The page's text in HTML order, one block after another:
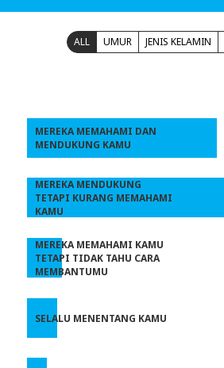
ALL UMUR JENIS KELAMIN
MEREKA MEMAHAMI DAN
MENDUKUNG KAMU
MEREKA MENDUKUNG
TETAPI KURANG MEMAHAMI
KAMU
MEREKA MEMAHAMI KAMU
TETAPI TIDAK TAHU CARA
MEMBANTUMU
SELALU MENENTANG KAMU